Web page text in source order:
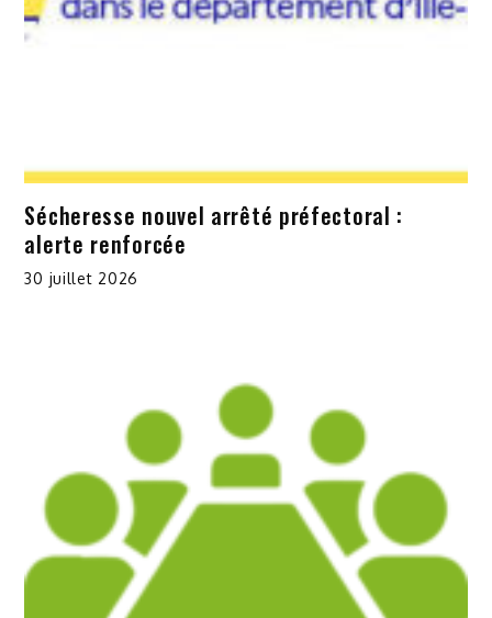
Sécheresse nouvel arrêté préfectoral :
alerte renforcée
30 juillet 2026